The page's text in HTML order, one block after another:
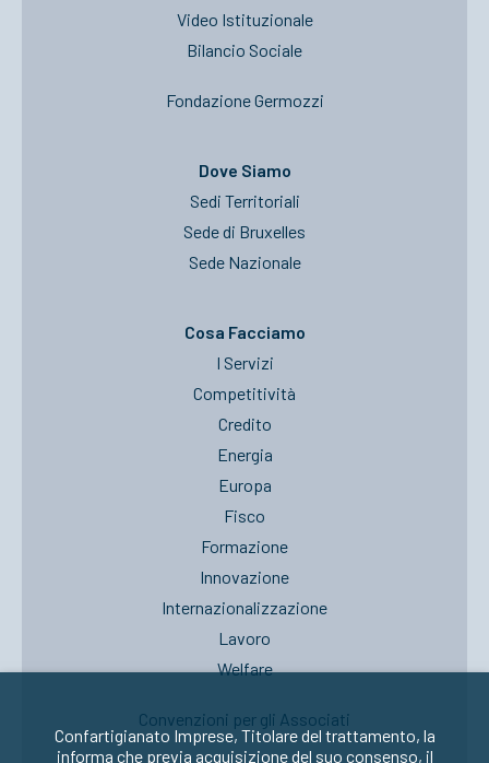
Video Istituzionale
Bilancio Sociale
Fondazione Germozzi
Dove Siamo
Sedi Territoriali
Sede di Bruxelles
Sede Nazionale
Cosa Facciamo
I Servizi
Competitività
Credito
Energia
Europa
Fisco
Formazione
Innovazione
Internazionalizzazione
Lavoro
Welfare
Convenzioni per gli Associati
Confartigianato Imprese, Titolare del trattamento, la
informa che previa acquisizione del suo consenso, il